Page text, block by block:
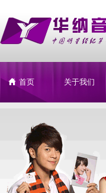
首页 关于我们